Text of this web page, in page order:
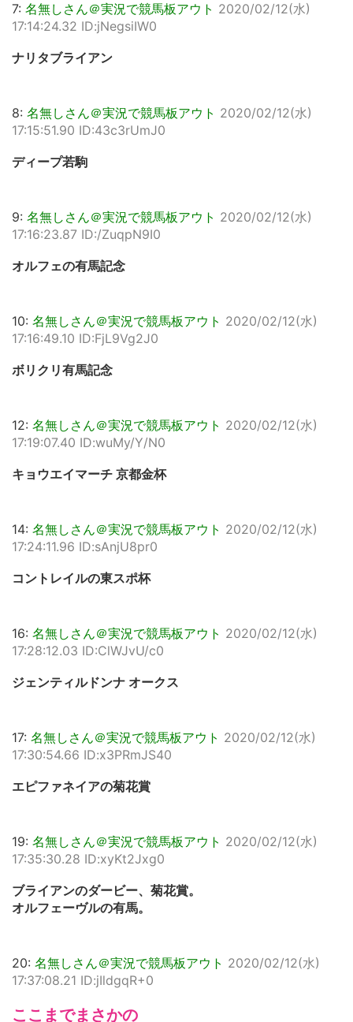
7: 名無しさん＠実況で競馬板アウト 2020/02/12(水)
17:14:24.32 ID:jNegsiIW0
ナリタブライアン
8: 名無しさん＠実況で競馬板アウト 2020/02/12(水)
17:15:51.90 ID:43c3rUmJ0
ディープ若駒
9: 名無しさん＠実況で競馬板アウト 2020/02/12(水)
17:16:23.87 ID:/ZuqpN9I0
オルフェの有馬記念
10: 名無しさん＠実況で競馬板アウト 2020/02/12(水)
17:16:49.10 ID:FjL9Vg2J0
ボリクリ有馬記念
12: 名無しさん＠実況で競馬板アウト 2020/02/12(水)
17:19:07.40 ID:wuMy/Y/N0
キョウエイマーチ 京都金杯
14: 名無しさん＠実況で競馬板アウト 2020/02/12(水)
17:24:11.96 ID:sAnjU8pr0
コントレイルの東スポ杯
16: 名無しさん＠実況で競馬板アウト 2020/02/12(水)
17:28:12.03 ID:ClWJvU/c0
ジェンティルドンナ オークス
17: 名無しさん＠実況で競馬板アウト 2020/02/12(水)
17:30:54.66 ID:x3PRmJS40
エピファネイアの菊花賞
19: 名無しさん＠実況で競馬板アウト 2020/02/12(水)
17:35:30.28 ID:xyKt2Jxg0
ブライアンのダービー、菊花賞。
オルフェーヴルの有馬。
20: 名無しさん＠実況で競馬板アウト 2020/02/12(水)
17:37:08.21 ID:jIldgqR+0
ここまでまさかの